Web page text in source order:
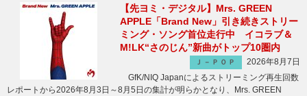
【先ヨミ・デジタル】Mrs. GREEN
APPLE「Brand New」引き続きストリー
ミング・ソング首位走行中 イコラブ＆
M!LK“さのじん”新曲がトップ10圏内
Ｊ－ＰＯＰ
2026年8月7日
GfK/NIQ Japanによるストリーミング再生回数
レポートから2026年8月3日～8月5日の集計が明らかとなり、Mrs. GREEN